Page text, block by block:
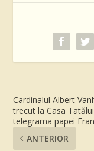
Cardinalul Albert
trecut la Casa
telegrama papei
ANTERIOR